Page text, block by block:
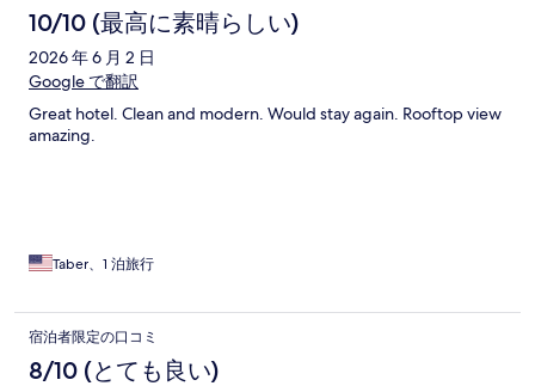
10/10 (最高に素晴らしい)
2026 年 6 月 2 日
Google で翻訳
Great hotel. Clean and modern. Would stay again. Rooftop view
amazing.
Taber、1 泊旅行
宿泊者限定の口コミ
8/10 (とても良い)